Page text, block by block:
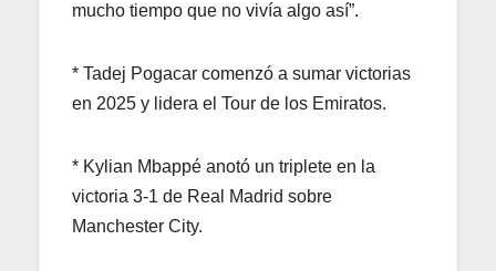
mucho tiempo que no vivía algo así”.
* Tadej Pogacar comenzó a sumar victorias
en 2025 y lidera el Tour de los Emiratos.
* Kylian Mbappé anotó un triplete en la
victoria 3-1 de Real Madrid sobre
Manchester City.